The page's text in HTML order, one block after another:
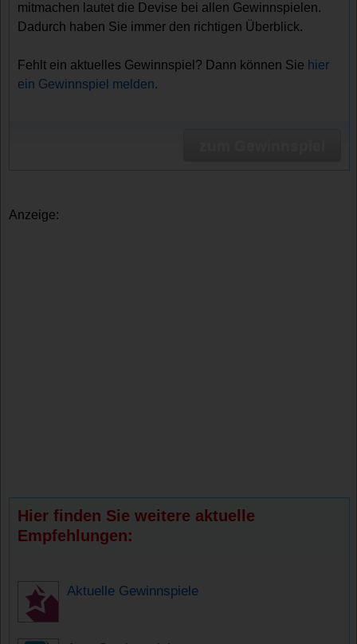
mitmachen lautet die Devise bei allen Gewinnspielen.
Dadurch haben Sie immer den richtigen Überblick.
Fehlt ein aktuelles Gewinnspiel? Dann können Sie hier
ein Gewinnspiel melden.
Anzeige:
Hier finden Sie weitere aktuelle
Empfehlungen:
Aktuelle Gewinnspiele